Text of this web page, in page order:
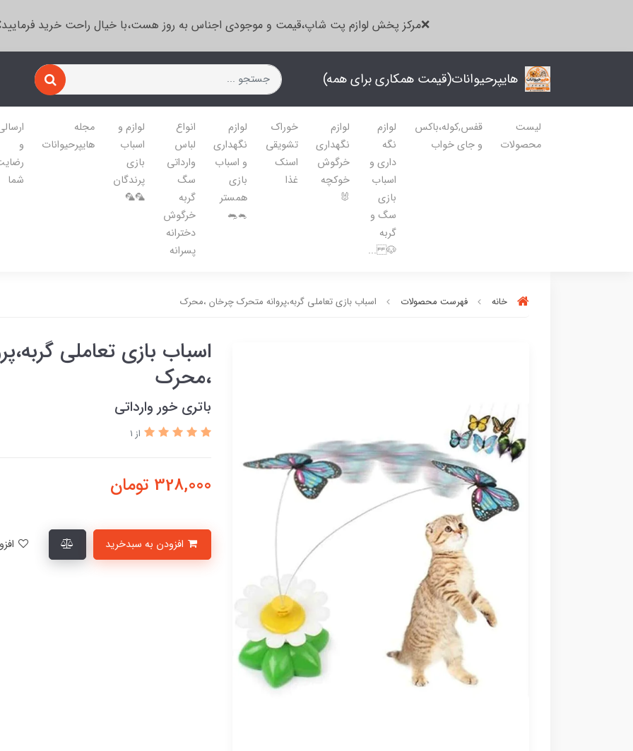
❌مرکز پخش لوازم پت شاپ،قیمت و موجودی اجناس به روز هست،با خیال راحت خرید
هایپرحیوانات(قیمت همکاری برای همه)
لیست
محصولات
قفس,کوله،باکس
و جای خواب
لوازم
نگه
داری و
اسباب
بازی
سگ و
گربه
🐶 ...
لوازم
نگهداری
خرگوش
خوکچه
🐰
خوراک
تشویقی
اسنک
غذا
لوازم
نگهداری
و اسباب
بازی
همستر
🐁🐀
انواع
لباس
وارداتی
سگ
گربه
خرگوش
دخترانه
پسرانه
لوازم و
اسباب
بازی
پرندگان
🦜🦜
مجله
هایپرحیوانات
و
شما
خانه فهرست محصولات اسباب بازی تعاملی گربه،پروانه متحرک چرخان ،محرک
اسباب بازی تعاملی
،محرک
باتری خور وارداتی
از 1
328,000 تومان